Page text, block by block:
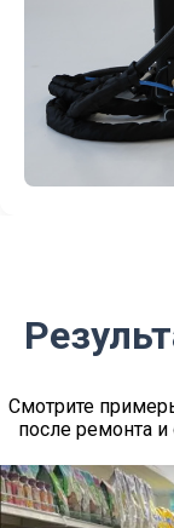
Смотрите
после ремонта